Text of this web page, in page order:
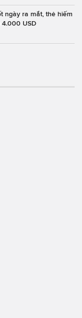
ngày ra mắt, thẻ hiếm
4.000 USD